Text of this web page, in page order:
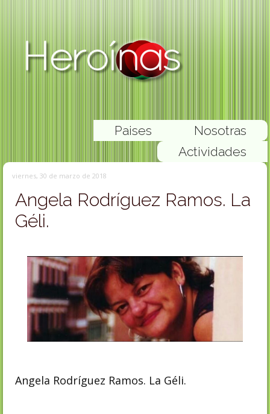
Nosotras
Paises
Actividades
viernes, 30 de marzo de 2018
Angela Rodríguez Ramos. La
Géli.
Angela Rodríguez Ramos. La Géli.